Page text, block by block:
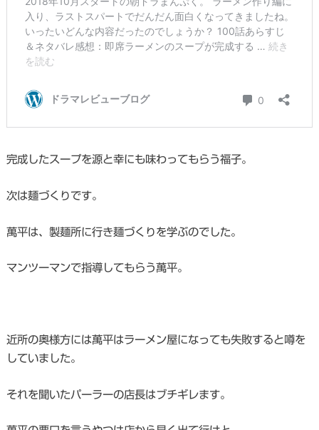
完成したスープを源と幸にも味わってもらう福子。
次は麺づくりです。
萬平は、製麺所に行き麺づくりを学ぶのでした。
マンツーマンで指導してもらう萬平。
近所の奥様方には萬平はラーメン屋になっても失敗すると噂を
していました。
それを聞いたパーラーの店長はブチギレます。